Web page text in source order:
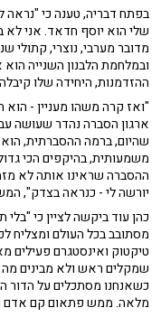
בפתח דבריה, טענה כי
שלי הוא יוסף חדאד. אני לא
מדובר מערבי, נוצרי, קתולי
ובמלחמת הלבנון השנייה
ההזדמנות, היחידה שלו
"ואז קרה משהו מעניין - הוא
ארגון הסברה נהדר שעושה
שהיום, ברמה ההסברתית, הוא
משמעותית, בהיקפים הכי
ההסברה שראינו אותה לא
יורשה לי - כנראה בצדק",
כהן עוד ביקשה לציין כי
מסתובב בכל העולם ומצליח
טיקטוק ואינסטגרם פעילים
שמקלים ראש ולא מבינים
כשאנחנו מסתכלים על הדור
מלאה. ממש פתאום קם אדם